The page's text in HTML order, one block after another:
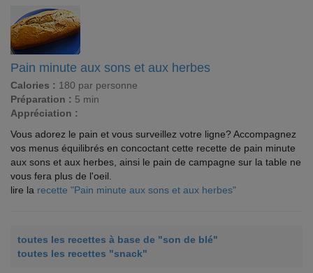
Pain minute aux sons et aux herbes
Calories : 180 par personne
Préparation : 5 min
Appréciation :
Vous adorez le pain et vous surveillez votre ligne? Accompagnez
vos menus équilibrés en concoctant cette recette de pain minute
aux sons et aux herbes, ainsi le pain de campagne sur la table ne
vous fera plus de l'oeil.
lire la recette "Pain minute aux sons et aux herbes"
toutes les recettes à base de "son de blé"
toutes les recettes "snack"